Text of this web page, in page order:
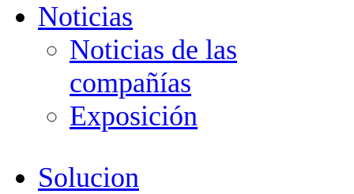
Noticias
Noticias de las
compañías
Exposición
Solucion